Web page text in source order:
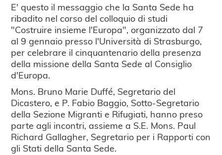
E' questo il messaggio che la Santa Sede ha
ribadito nel corso del colloquio di studi
"Costruire insieme l'Europa", organizzato dal 7
al 9 gennaio presso l'Università di Strasburgo,
per celebrare il cinquantenario della presenza
della missione della Santa Sede al Consiglio
d'Europa.
Mons. Bruno Marie Duffé, Segretario del
Dicastero, e P. Fabio Baggio, Sotto-Segretario
della Sezione Migranti e Rifugiati, hanno preso
parte agli incontri, assieme a S.E. Mons. Paul
Richard Gallagher, Segretario per i Rapporti con
gli Stati della Santa Sede.